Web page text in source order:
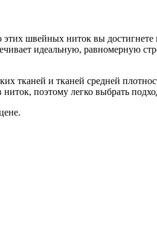
швейных ниток вы достигнете
идеальную, равномерную
тканей и тканей средней
поэтому легко выбрать